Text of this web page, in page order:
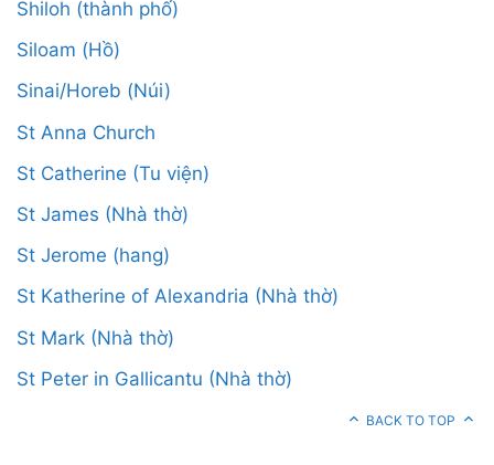
Shiloh (thành phố)
Siloam (Hồ)
Sinai/Horeb (Núi)
St Anna Church
St Catherine (Tu viện)
St James (Nhà thờ)
St Jerome (hang)
St Katherine of Alexandria (Nhà thờ)
St Mark (Nhà thờ)
St Peter in Gallicantu (Nhà thờ)
BACK TO TOP